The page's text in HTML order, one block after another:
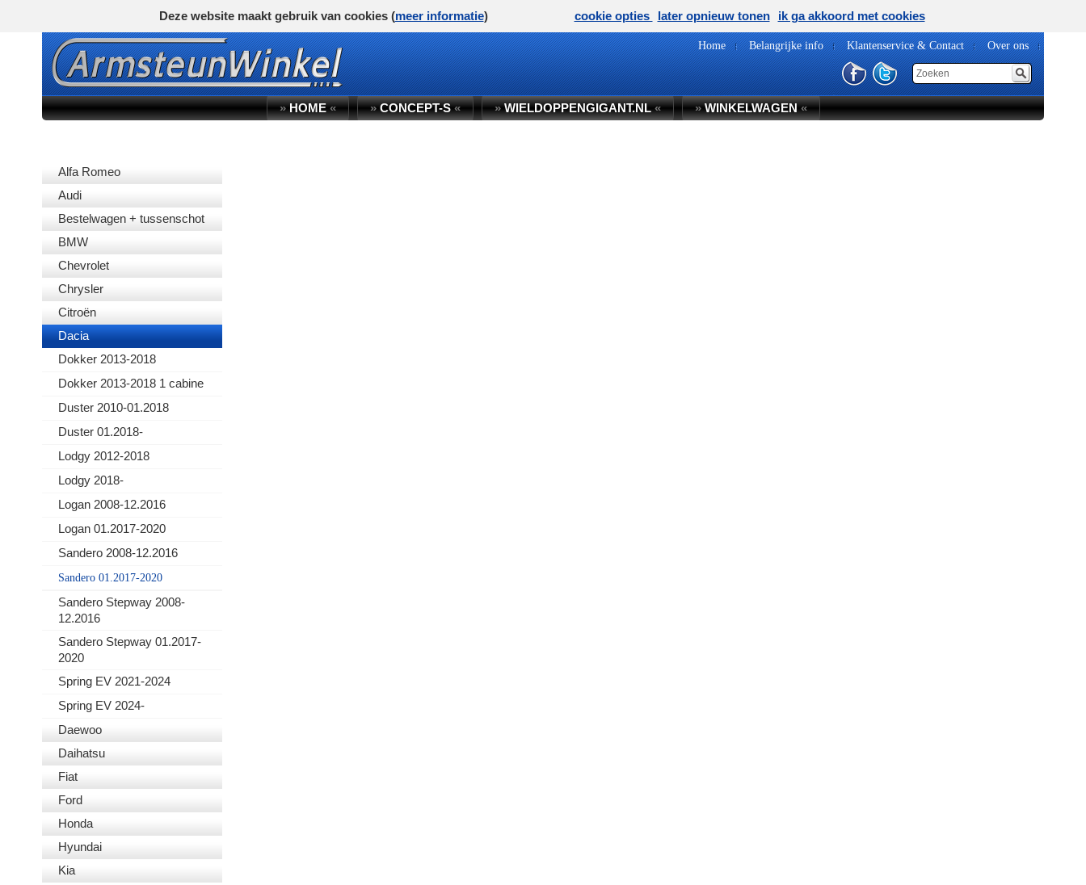
Home Belangrijke info Klantenservice & Contact Over ons
»HOME« »CONCEPT-S« »WIELDOPPENGIGANT.NL« »WINKELWAGEN«
Alfa Romeo
Audi
Bestelwagen + tussenschot
BMW
Chevrolet
Chrysler
Citroën
Dacia
Dokker 2013-2018
Dokker 2013-2018 1 cabine
Duster 2010-01.2018
Duster 01.2018-
Lodgy 2012-2018
Lodgy 2018-
Logan 2008-12.2016
Logan 01.2017-2020
Sandero 2008-12.2016
Sandero 01.2017-2020
Sandero Stepway 2008-
12.2016
Sandero Stepway 01.2017-
2020
Spring EV 2021-2024
Spring EV 2024-
Daewoo
Daihatsu
Fiat
Ford
Honda
Hyundai
Kia
Deze website maakt gebruik van cookies (meer informatie) cookie opties later opnieuw tonen ik ga akkoord met cookies